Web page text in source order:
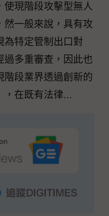
使現階段攻擊型無人
然一般來說，具有攻
為特定管制出口對
過多重審查，因此也
階段業界透過創新的
，在既有法律...